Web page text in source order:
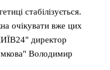
стабілізується.
очікувати вже цих
директор
Володимир